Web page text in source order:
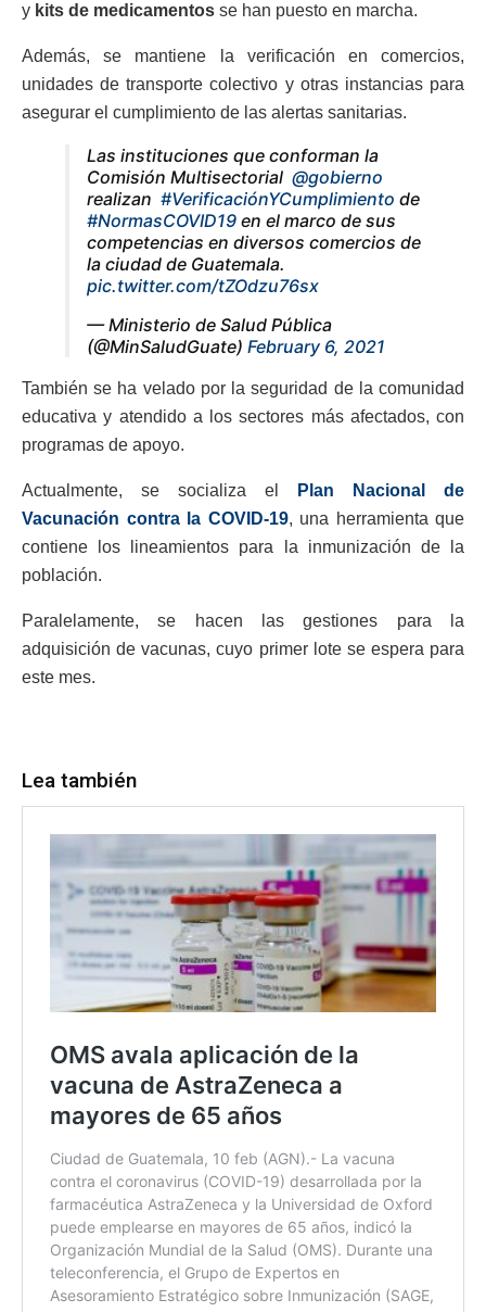
y kits de medicamentos se han puesto en marcha.
Además, se mantiene la verificación en comercios,
unidades de transporte colectivo y otras instancias para
asegurar el cumplimiento de las alertas sanitarias.
Las instituciones que conforman la
Comisión Multisectorial @gobierno
realizan #VerificaciónYCumplimiento de
#NormasCOVID19 en el marco de sus
competencias en diversos comercios de
la ciudad de Guatemala.
pic.twitter.com/tZOdzu76sx
— Ministerio de Salud Pública
(@MinSaludGuate) February 6, 2021
También se ha velado por la seguridad de la comunidad
educativa y atendido a los sectores más afectados, con
programas de apoyo.
Actualmente, se socializa el
Plan Nacional de
Vacunación contra la COVID-19, una herramienta que
contiene los lineamientos para la inmunización de la
población.
Paralelamente, se hacen las gestiones para la
adquisición de vacunas, cuyo primer lote se espera para
este mes.
Lea también